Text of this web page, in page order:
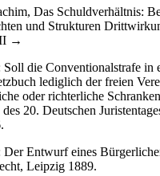
Das Schuldverhältnis:
und Strukturen
→
Soll die Conventionalstrafe in
lediglich der freien
oder richterliche
20. Deutschen
Der Entwurf eines
Leipzig 1889.